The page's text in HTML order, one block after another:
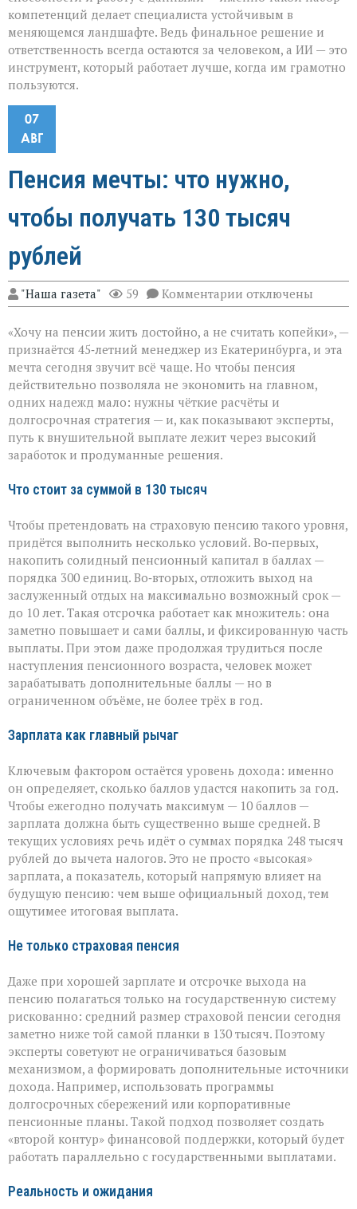
компетенций делает специалиста устойчивым в
меняющемся ландшафте. Ведь финальное решение и
ответственность всегда остаются за человеком, а ИИ — это
инструмент, который работает лучше, когда им грамотно
пользуются.
07
АВГ
Пенсия мечты: что нужно,
чтобы получать 130 тысяч
рублей
"Наша газета" 59 Комментарии к
записи
мечты:
что
нужно,
чтобы
получать
130
тысяч
рублей
отключены
«Хочу на пенсии жить достойно, а не считать копейки», —
признаётся 45‑летний менеджер из Екатеринбурга, и эта
мечта сегодня звучит всё чаще. Но чтобы пенсия
действительно позволяла не экономить на главном,
одних надежд мало: нужны чёткие расчёты и
долгосрочная стратегия — и, как показывают эксперты,
путь к внушительной выплате лежит через высокий
заработок и продуманные решения.
Что стоит за суммой в 130 тысяч
Чтобы претендовать на страховую пенсию такого уровня,
придётся выполнить несколько условий. Во‑первых,
накопить солидный пенсионный капитал в баллах —
порядка 300 единиц. Во‑вторых, отложить выход на
заслуженный отдых на максимально возможный срок —
до 10 лет. Такая отсрочка работает как множитель: она
заметно повышает и сами баллы, и фиксированную часть
выплаты. При этом даже продолжая трудиться после
наступления пенсионного возраста, человек может
зарабатывать дополнительные баллы — но в
ограниченном объёме, не более трёх в год.
Зарплата как главный рычаг
Ключевым фактором остаётся уровень дохода: именно
он определяет, сколько баллов удастся накопить за год.
Чтобы ежегодно получать максимум — 10 баллов —
зарплата должна быть существенно выше средней. В
текущих условиях речь идёт о суммах порядка 248 тысяч
рублей до вычета налогов. Это не просто «высокая»
зарплата, а показатель, который напрямую влияет на
будущую пенсию: чем выше официальный доход, тем
ощутимее итоговая выплата.
Не только страховая пенсия
Даже при хорошей зарплате и отсрочке выхода на
пенсию полагаться только на государственную систему
рискованно: средний размер страховой пенсии сегодня
заметно ниже той самой планки в 130 тысяч. Поэтому
эксперты советуют не ограничиваться базовым
механизмом, а формировать дополнительные источники
дохода. Например, использовать программы
долгосрочных сбережений или корпоративные
пенсионные планы. Такой подход позволяет создать
«второй контур» финансовой поддержки, который будет
работать параллельно с государственными выплатами.
Реальность и ожидания